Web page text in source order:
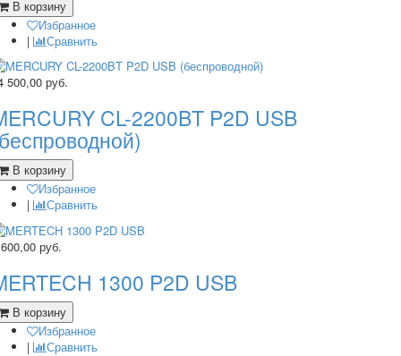
В корзину
Избранное
|
Сравнить
500,00 руб.
CL-2200BT P2D USB
В корзину
Избранное
|
Сравнить
руб.
1300 P2D USB
В корзину
Избранное
|
Сравнить